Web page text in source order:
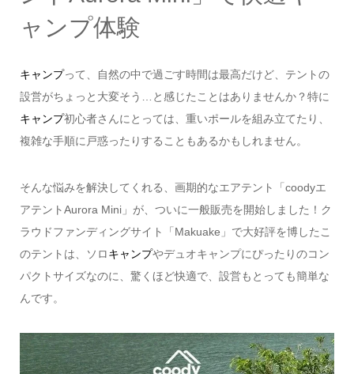
ャンプ体験
キャンプって、自然の中で過ごす時間は最高だけど、テントの
設営がちょっと大変そう…と感じたことはありませんか？特に
キャンプ初心者さんにとっては、重いポールを組み立てたり、
複雑な手順に戸惑ったりすることもあるかもしれません。
そんな悩みを解決してくれる、画期的なエアテント「coodyエ
アテントAurora Mini」が、ついに一般販売を開始しました！ク
ラウドファンディングサイト「Makuake」で大好評を博したこ
のテントは、ソロキャンプやデュオキャンプにぴったりのコン
パクトサイズなのに、驚くほど快適で、設営もとっても簡単な
んです。